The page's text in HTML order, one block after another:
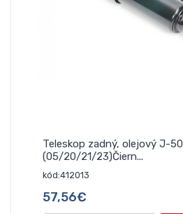
Teleskop zadný, olejový J-50
(05/20/21/23)Čiern...
kód:412013
57,56€